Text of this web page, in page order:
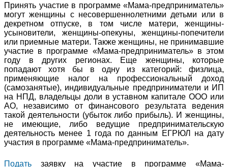
Принять участие в программе «Мама-предприниматель»
могут женщины с несовершеннолетними детьми или в
декретном отпуске, в том числе матери, женщины-
усыновители, женщины-опекуны, женщины-попечители
или приемные матери. Также женщины, не принимавшие
участие в программе «Мама-предприниматель» в этом
году в других регионах. Еще женщины, которые
попадают хотя бы в одну из категорий: физлица,
применяющие налог на профессиональный доход
(самозанятые), индивидуальные предприниматели и ИП
на НПД, владельцы доли в уставном капитале ООО или
АО, независимо от финансового результата ведения
такой деятельности (убыток либо прибыль). И женщины,
не имеющие, либо ведущие предпринимательскую
деятельность менее 1 года по данным ЕГРЮЛ на дату
участия в программе «Мама-предприниматель».
Подать заявку на участие в программе «Мама-